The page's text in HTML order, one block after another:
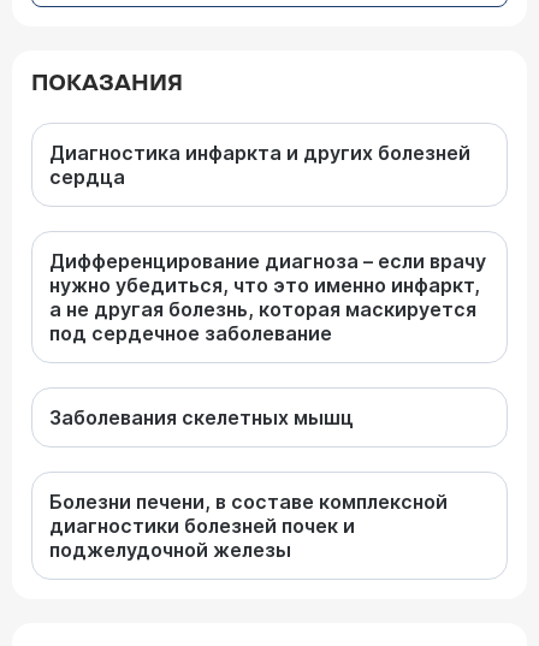
ПОКАЗАНИЯ
Диагностика инфаркта и других болезней
сердца
Дифференцирование диагноза – если врачу
нужно убедиться, что это именно инфаркт,
а не другая болезнь, которая маскируется
под сердечное заболевание
Заболевания скелетных мышц
Болезни печени, в составе комплексной
диагностики болезней почек и
поджелудочной железы